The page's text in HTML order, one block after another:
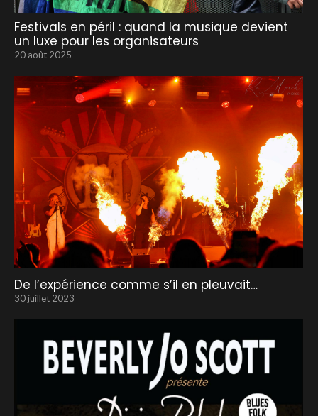
Festivals en péril : quand la musique devient
un luxe pour les organisateurs
20 août 2025
De l’expérience comme s’il en pleuvait…
30 juillet 2023